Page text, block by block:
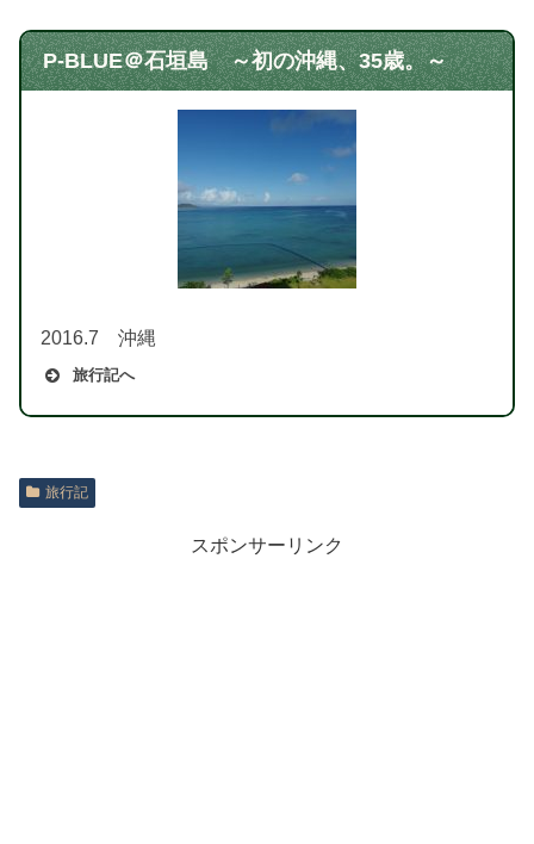
P-BLUE＠石垣島 ～初の沖縄、35歳。～
2016.7 沖縄
旅行記へ
旅行記
スポンサーリンク